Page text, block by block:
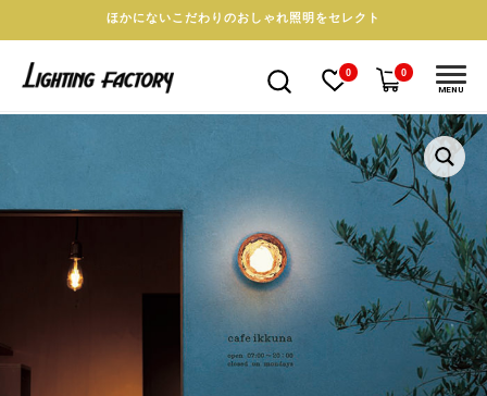
ほかにないこだわりのおしゃれ照明をセレクト
0 0
MENU